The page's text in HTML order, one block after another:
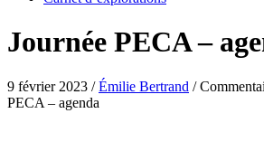
Journée PECA –
9 février 2023 /Émilie Bertrand /
PECA – agenda